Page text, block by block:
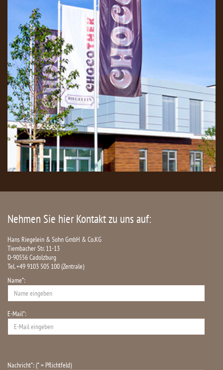
Nehmen Sie hier Kontakt zu uns auf:
Hans Riegelein & Sohn GmbH & Co.KG
Tiembacher Str. 11-13
D-90556 Cadolzburg
Tel. +49 9103 505 100 (Zentrale)
Name*:
E-Mail*:
Nachricht*: (* = Pflichtfeld)